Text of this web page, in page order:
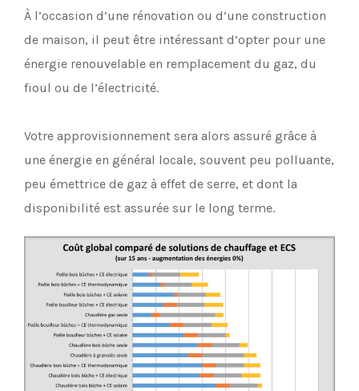
À l’occasion d’une rénovation ou d’une construction
de maison, il peut être intéressant d’opter pour une
énergie renouvelable en remplacement du gaz, du
fioul ou de l’électricité.
Votre approvisionnement sera alors assuré grâce à
une énergie en général locale, souvent peu polluante,
peu émettrice de gaz à effet de serre, et dont la
disponibilité est assurée sur le long terme.